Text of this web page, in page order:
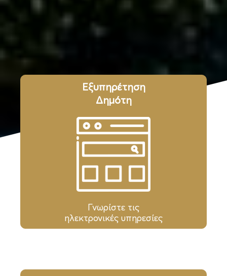
Εξυπηρέτηση
Δημότη
Γνωρίστε τις
ηλεκτρονικές υπηρεσίες